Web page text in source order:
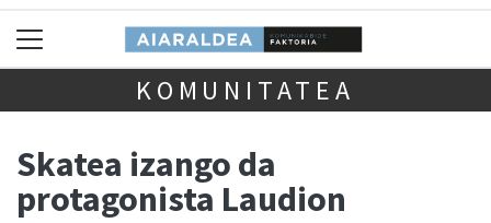
KOMUNITATEA
Skatea izango da
protagonista Laudion